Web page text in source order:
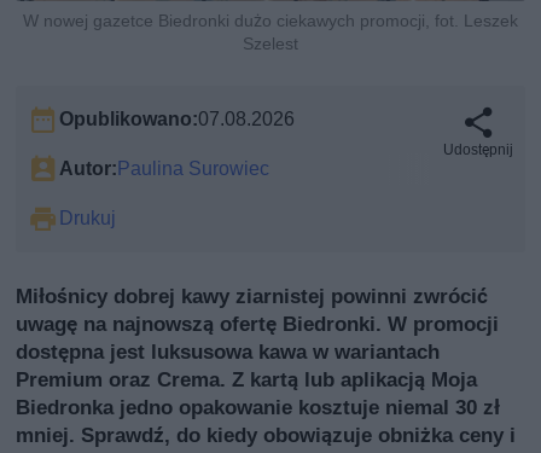
W nowej gazetce Biedronki dużo ciekawych promocji, fot. Leszek
Szelest
Opublikowano:07.08.2026
Autor:Paulina Surowiec
Drukuj
Udostępnij
Miłośnicy dobrej kawy ziarnistej powinni zwrócić
uwagę na najnowszą ofertę Biedronki. W promocji
dostępna jest luksusowa kawa w wariantach
Premium oraz Crema. Z kartą lub aplikacją Moja
Biedronka jedno opakowanie kosztuje niemal 30 zł
mniej. Sprawdź, do kiedy obowiązuje obniżka ceny i